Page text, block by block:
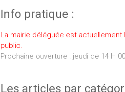
Info pratique :
La mairie déléguée est actuellement
public.
Prochaine ouverture : jeudi de 14 H
Les articles par